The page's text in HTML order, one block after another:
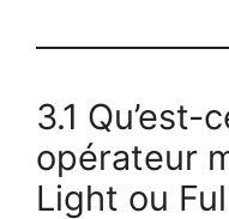
3.1 Qu’est-
opérateur
Light ou